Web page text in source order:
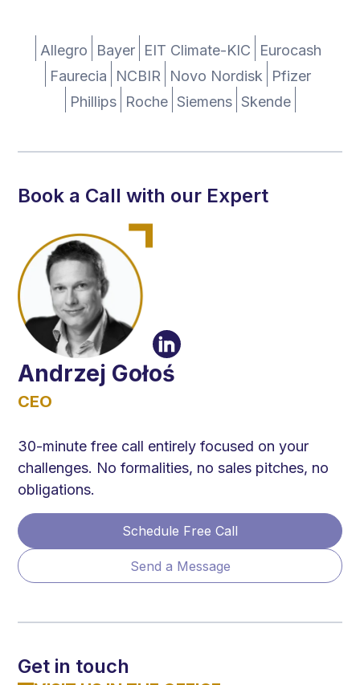
Allegro Bayer EIT Climate-KIC
Eurocash
Faurecia
NCBIR Novo Nordisk
Pfizer
Phillips
Roche Siemens Skende
Book a Call with our Expert
Andrzej Gołoś
CEO
30-minute free call entirely focused on your
challenges. No formalities, no sales pitches, no
obligations.
Schedule Free Call
Send a Message
Get in touch